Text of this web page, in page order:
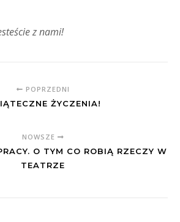
z nami!
POPRZEDNI
ŻYCZENIA!
NOWSZE
O TYM CO ROBIĄ RZECZY W
TEATRZE